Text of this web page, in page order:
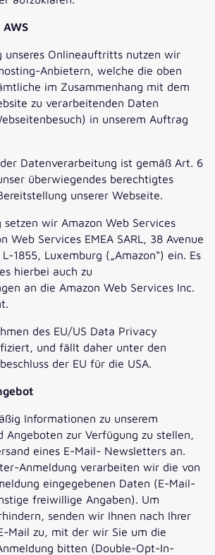
unseres Onlineauftritts nutzen wir
Anbietern, welche die oben
im Zusammenhang mit dem
zu verarbeitenden Daten
in unserem Auftrag
Datenverarbeitung ist gemäß Art. 6
überwiegendes berechtigtes
unserer Webseite.
setzen wir Amazon Web Services
Web Services EMEA SARL, 38 Avenue
1855, Luxemburg („Amazon“) ein. Es
hierbei auch zu
an die Amazon Web Services Inc.
des EU/US Data Privacy
und fällt daher unter den
der EU für die USA.
Informationen zu unserem
Angeboten zur Verfügung zu stellen,
eines E-Mail- Newsletters an.
Anmeldung verarbeiten wir die von
eingegebenen Daten (E-Mail-
freiwillige Angaben). Um
senden wir Ihnen nach Ihrer
Mail zu, mit der wir Sie um die
bitten (Double-Opt-In-